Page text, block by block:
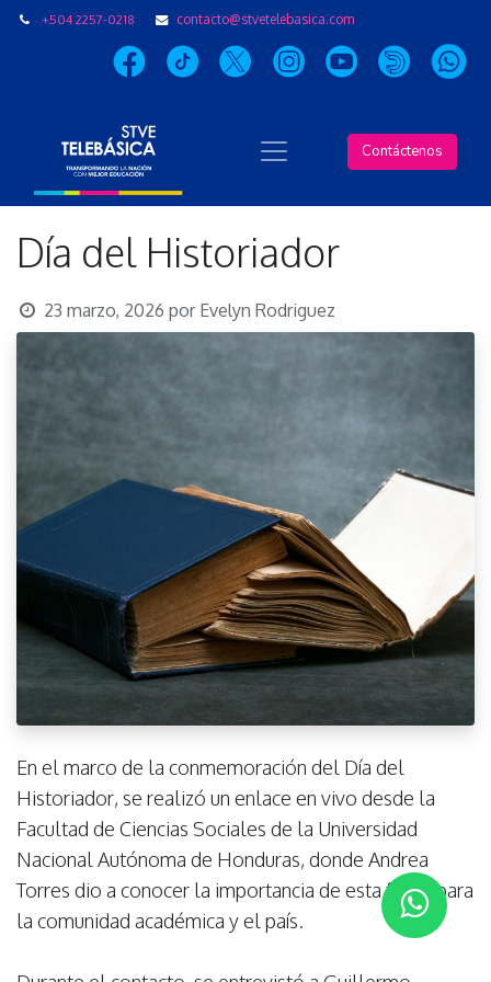
+504 2257-0218 contacto@stvetelebasica.com
Contáctenos
Día del Historiador
23 marzo, 2026 por Evelyn Rodriguez
En el marco de la conmemoración del Día del
Historiador, se realizó un enlace en vivo desde la
Facultad de Ciencias Sociales de la Universidad
Nacional Autónoma de Honduras, donde Andrea
Torres dio a conocer la importancia de esta fecha para
la comunidad académica y el país.